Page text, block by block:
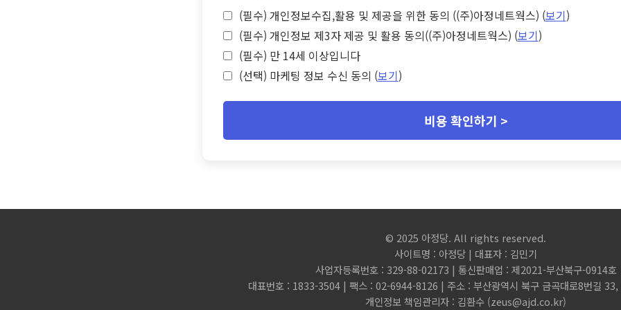
(필수) 개인정보수집,활용 및 제공을 위한 동의 ((주)아정네트웍스) (보기)
(필수) 개인정보 제3자 제공 및 활용 동의((주)아정네트웍스) (보기)
(필수) 만 14세 이상입니다
(선택) 마케팅 정보 수신 동의 (보기)
비용 확인하기 >
© 2025 아정당. All rights reserved.
사이트명 : 아정당 | 대표자 : 김민기
사업자등록번호 : 329-88-02173 | 통신판매업 : 제2021-부산북구-0914호
대표번호 : 1833-3504 | 팩스 : 02-6944-8126 | 주소 : 부산광역시 북구 금곡대로8번길 33,
개인정보 책임관리자 : 김환수 (zeus@ajd.co.kr)